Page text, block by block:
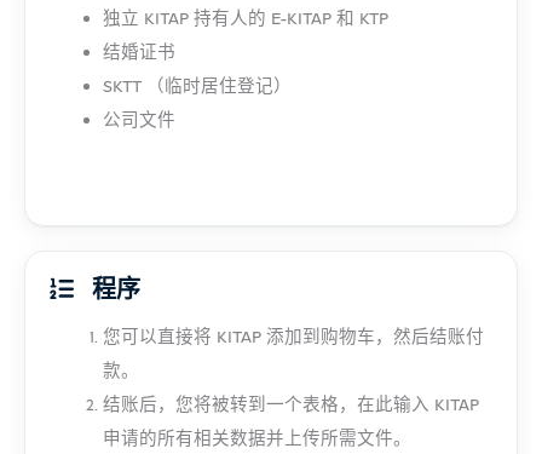
独立 KITAP 持有人的 E-KITAP 和 KTP
结婚证书
SKTT （临时居住登记）
公司文件
程序
您可以直接将 KITAP 添加到购物车，然后结账付
款。
结账后，您将被转到一个表格，在此输入 KITAP
申请的所有相关数据并上传所需文件。